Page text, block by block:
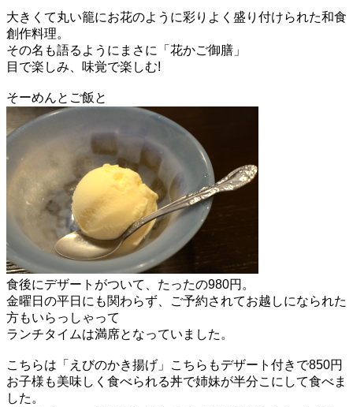
大きくて丸い籠にお花のように彩りよく盛り付けられた和食
創作料理。
その名も語るようにまさに「花かご御膳」
目で楽しみ、味覚で楽しむ!
そーめんとご飯と
食後にデザートがついて、たったの980円。
金曜日の平日にも関わらず、ご予約されてお越しになられた
方もいらっしゃって
ランチタイムは満席となっていました。
こちらは「えびのかき揚げ」こちらもデザート付きで850円
お子様も美味しく食べられる丼で姉妹が半分こにして食べま
した。